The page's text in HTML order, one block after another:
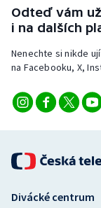
Odteď vám
i na dalších
Nenechte si nikde
na Facebooku, X,
Divácké centrum